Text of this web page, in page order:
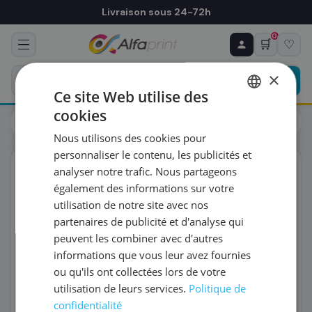
Livraison sous 24-72h
🛒
0
♡
Cartouches
Brother
ORIGINAL
♻ COMMANDE RÉCURRENTE
Prévoyez & économisez
Programmez votre prochain achat — notre équipe
vous prépare un devis personnalisé
RÉFÉRENCE DU PRODUIT
FRÉQUENCE
QUANTITÉ PAR LIVRAISON
DATE DE PREMIÈRE LIVRAISON SOUHAITÉE
×
Ce site Web utilise des
cookies
Nous utilisons des cookies pour
personnaliser le contenu, les publicités et
analyser notre trafic. Nous partageons
également des informations sur votre
utilisation de notre site avec nos
partenaires de publicité et d'analyse qui
peuvent les combiner avec d'autres
informations que vous leur avez fournies
ou qu'ils ont collectées lors de votre
utilisation de leurs services. Politique de
confidentialité